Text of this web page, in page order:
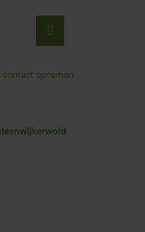
contact opnemen